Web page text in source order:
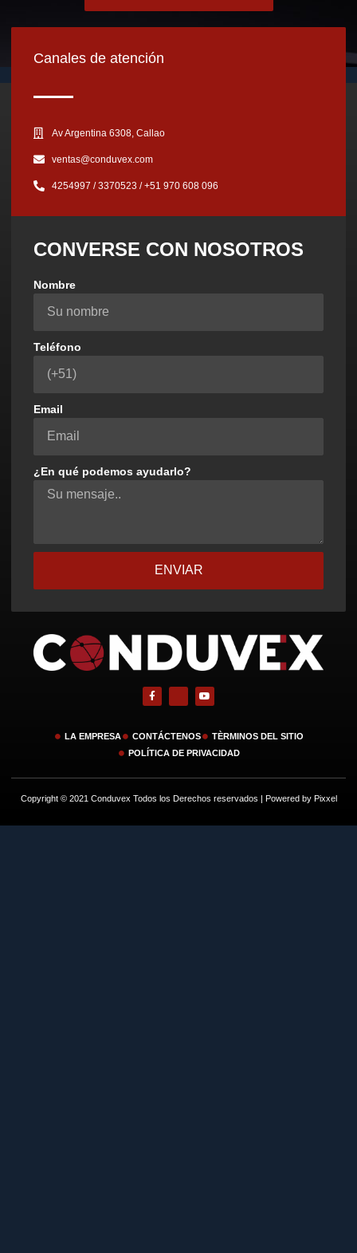
Canales de atención
Av Argentina 6308, Callao
ventas@conduvex.com
4254997 / 3370523 / ‪+51 970 608 096‬
CONVERSE CON NOSOTROS
Nombre
Teléfono
Email
¿En qué podemos ayudarlo?
ENVIAR
LA EMPRESA CONTÁCTENOS
TÈRMINOS DEL SITIO
POLÍTICA DE PRIVACIDAD
Copyright © 2021 Conduvex Todos los Derechos reservados | Powered by Pixxel